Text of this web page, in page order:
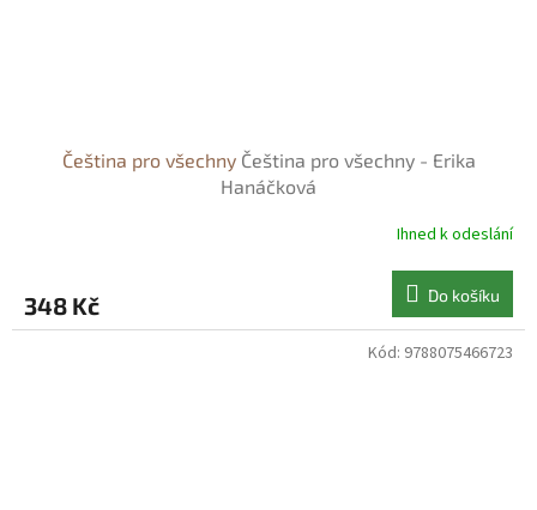
Čeština pro všechny Čeština pro všechny - Erika
Hanáčková
Ihned k odeslání
348 Kč Do košíku
Kód: 9788075466723